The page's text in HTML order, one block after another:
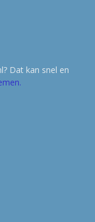
Dat kan snel en